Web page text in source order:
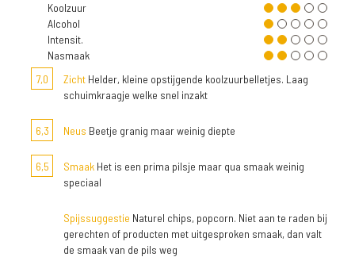
Koolzuur
Alcohol
Intensit.
Nasmaak
7,0
Zicht Helder, kleine opstijgende koolzuurbelletjes. Laag
schuimkraagje welke snel inzakt
6,3 Neus Beetje granig maar weinig diepte
6,5 Smaak Het is een prima pilsje maar qua smaak weinig
speciaal
Spijssuggestie Naturel chips, popcorn. Niet aan te raden bij
gerechten of producten met uitgesproken smaak, dan valt
de smaak van de pils weg